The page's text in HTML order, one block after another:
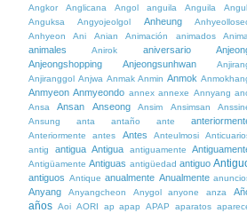
Angkor
Anglicana Angol anguila Anguila
Anguksa
Angyojeolgol Anheung
Anhyeon
Ani Anian Animación animados
animales Anirok aniversario
Anjeongshopping
Anjeongsunhwan
Anjiranggol Anjwa Anmak Anmin Anmok
Anmyeon Anmyeondo annex annexe Annyang
Ansa
Ansan Anseong Ansim Ansimsan
Ansung
anta antaño ante
Anteriormente antes Antes Anteulmosi
antig
antigua Antigua antiguamente
Antigüamente Antiguas antigüedad antiguo
antiguos Antique anualmente Anualmente
Anyang Anyangcheon Anygol anyone anza
años Aoi AORI ap apap APAP aparatos